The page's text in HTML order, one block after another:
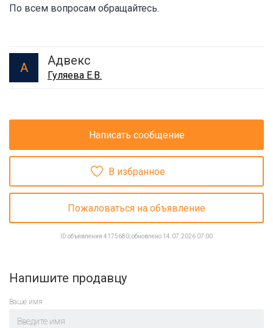
По всем вопросам обращайтесь.
А Адвекс
Гуляева Е.В.
Написать сообщение
В избранное
Пожаловаться на объявление
ID объявления 4175680, обновлено 14.07.2026 07:00
Напишите продавцу
Ваше имя